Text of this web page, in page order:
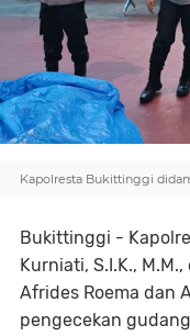
Kapolresta Bukittinggi
Bukittinggi -
Kurniati, S.I.K.,
Afrides Roema dan
pengecekan